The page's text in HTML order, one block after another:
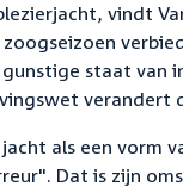
vindt
staat
verandert
als een vorm
Dat is zijn